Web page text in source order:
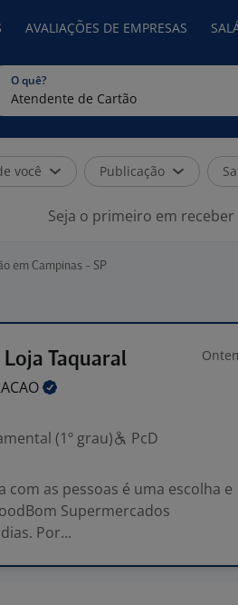
AVALIAÇÕES DE EMPRESAS
O quê?
você Publicação
Seja o primeiro em
em Campinas - SP
Loja Taquaral
(1º grau)
PcD
as pessoas é uma escolha e
Supermercados
Por...